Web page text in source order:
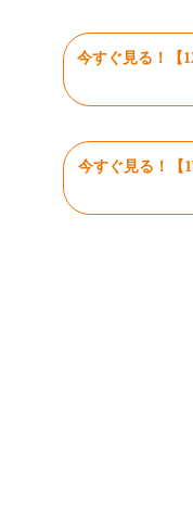
今すぐ見る！【
今すぐ見る！【